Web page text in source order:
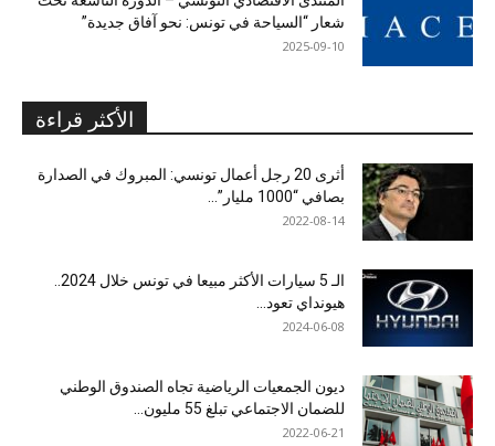
شعار “السياحة في تونس: نحو آفاق جديدة”
2025-09-10
الأكثر قراءة
أثرى 20 رجل أعمال تونسي: المبروك في الصدارة
بصافي “1000 مليار”...
2022-08-14
الـ 5 سيارات الأكثر مبيعا في تونس خلال 2024..
هيونداي تعود...
2024-06-08
ديون الجمعيات الرياضية تجاه الصندوق الوطني
للضمان الاجتماعي تبلغ 55 مليون...
2022-06-21